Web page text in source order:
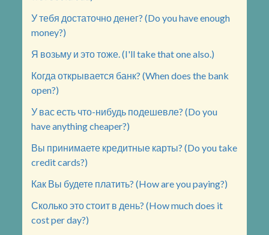
У тебя достаточно денег? (Do you have enough
money?)
Я возьму и это тоже. (I'll take that one also.)
Когда открывается банк? (When does the bank
open?)
У вас есть что-нибудь подешевле? (Do you
have anything cheaper?)
Вы принимаете кредитные карты? (Do you take
credit cards?)
Как Вы будете платить? (How are you paying?)
Сколько это стоит в день? (How much does it
cost per day?)